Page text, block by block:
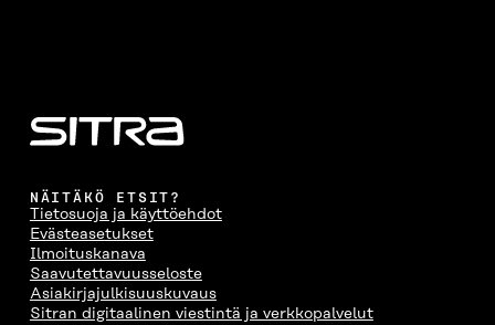
NÄITÄKÖ ETSIT?
Tietosuoja ja käyttöehdot
Evästeasetukset
Ilmoituskanava
Saavutettavuusseloste
Asiakirjajulkisuuskuvaus
Sitran digitaalinen viestintä ja verkkopalvelut